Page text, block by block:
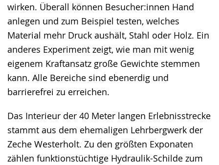
wirken. Überall können Besucher:innen Hand
anlegen und zum Beispiel testen, welches
Material mehr Druck aushält, Stahl oder Holz. Ein
anderes Experiment zeigt, wie man mit wenig
eigenem Kraftansatz große Gewichte stemmen
kann. Alle Bereiche sind ebenerdig und
barrierefrei zu erreichen.
Das Interieur der 40 Meter langen Erlebnisstrecke
stammt aus dem ehemaligen Lehrbergwerk der
Zeche Westerholt. Zu den größten Exponaten
zählen funktionstüchtige Hydraulik-Schilde zum